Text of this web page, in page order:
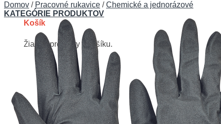
Košík
Žiadne produkty v košíku.
Domov / Pracovné rukavice / Chemické a jednorázové
KATEGÓRIE PRODUKTOV